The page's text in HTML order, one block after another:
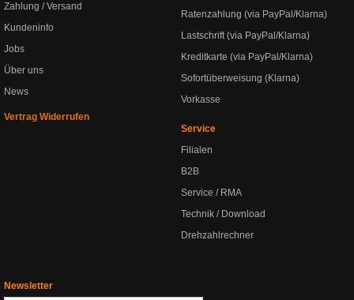
Zahlung / Versand
Kundeninfo
Jobs
Über uns
News
Vertrag Widerrufen
Ratenzahlung (via PayPal/Klarna)
Lastschrift (via PayPal/Klarna)
Kreditkarte (via PayPal/Klarna)
Sofortüberweisung (Klarna)
Vorkasse
Service
Filialen
B2B
Service / RMA
Technik / Download
Drehzahlrechner
Newsletter